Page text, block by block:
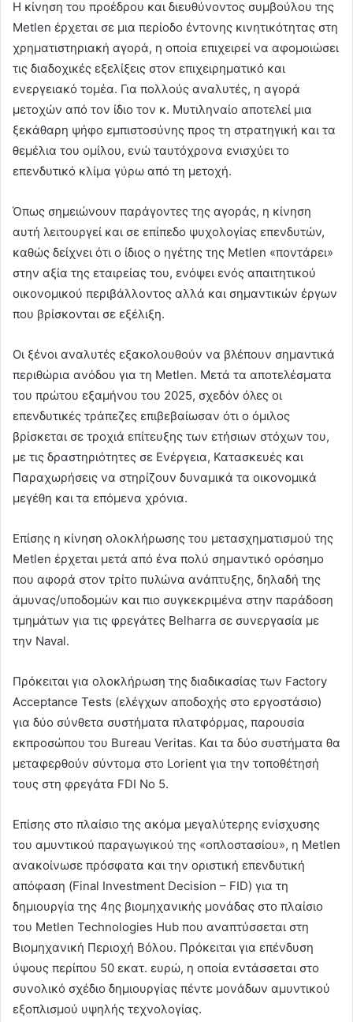
Η κίνηση του προέδρου και διευθύνοντος συμβούλου της
Metlen έρχεται σε μια περίοδο έντονης κινητικότητας στη
χρηματιστηριακή αγορά, η οποία επιχειρεί να αφομοιώσει
τις διαδοχικές εξελίξεις στον επιχειρηματικό και
ενεργειακό τομέα. Για πολλούς αναλυτές, η αγορά
μετοχών από τον ίδιο τον κ. Μυτιληναίο αποτελεί μια
ξεκάθαρη ψήφο εμπιστοσύνης προς τη στρατηγική και τα
θεμέλια του ομίλου, ενώ ταυτόχρονα ενισχύει το
επενδυτικό κλίμα γύρω από τη μετοχή.
Όπως σημειώνουν παράγοντες της αγοράς, η κίνηση
αυτή λειτουργεί και σε επίπεδο ψυχολογίας επενδυτών,
καθώς δείχνει ότι ο ίδιος ο ηγέτης της Metlen «ποντάρει»
στην αξία της εταιρείας του, ενόψει ενός απαιτητικού
οικονομικού περιβάλλοντος αλλά και σημαντικών έργων
που βρίσκονται σε εξέλιξη.
Οι ξένοι αναλυτές εξακολουθούν να βλέπουν σημαντικά
περιθώρια ανόδου για τη Metlen. Μετά τα αποτελέσματα
του πρώτου εξαμήνου του 2025, σχεδόν όλες οι
επενδυτικές τράπεζες επιβεβαίωσαν ότι ο όμιλος
βρίσκεται σε τροχιά επίτευξης των ετήσιων στόχων του,
με τις δραστηριότητες σε Ενέργεια, Κατασκευές και
Παραχωρήσεις να στηρίζουν δυναμικά τα οικονομικά
μεγέθη και τα επόμενα χρόνια.
Επίσης η κίνηση ολοκλήρωσης του μετασχηματισμού της
Metlen έρχεται μετά από ένα πολύ σημαντικό ορόσημο
που αφορά στον τρίτο πυλώνα ανάπτυξης, δηλαδή της
άμυνας/υποδομών και πιο συγκεκριμένα στην παράδοση
τμημάτων για τις φρεγάτες Belharra σε συνεργασία με
την Naval.
Πρόκειται για ολοκλήρωση της διαδικασίας των Factory
Acceptance Tests (ελέγχων αποδοχής στο εργοστάσιο)
για δύο σύνθετα συστήματα πλατφόρμας, παρουσία
εκπροσώπου του Bureau Veritas. Και τα δύο συστήματα θα
μεταφερθούν σύντομα στο Lorient για την τοποθέτησή
τους στη φρεγάτα FDI Νο 5.
Επίσης στο πλαίσιο της ακόμα μεγαλύτερης ενίσχυσης
του αμυντικού παραγωγικού της «οπλοστασίου», η Metlen
ανακοίνωσε πρόσφατα και την οριστική επενδυτική
απόφαση (Final Investment Decision – FID) για τη
δημιουργία της 4ης βιομηχανικής μονάδας στο πλαίσιο
του Metlen Technologies Hub που αναπτύσσεται στη
Βιομηχανική Περιοχή Βόλου. Πρόκειται για επένδυση
ύψους περίπου 50 εκατ. ευρώ, η οποία εντάσσεται στο
συνολικό σχέδιο δημιουργίας πέντε μονάδων αμυντικού
εξοπλισμού υψηλής τεχνολογίας.